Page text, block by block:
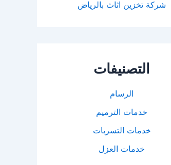
شركة تخزين اثاث بالرياض
التصنيفات
الرسام
خدمات الترميم
خدمات التسربات
خدمات العزل